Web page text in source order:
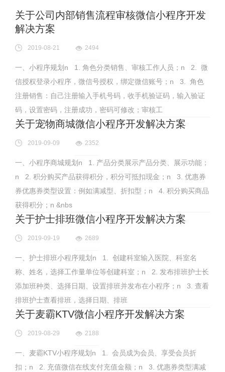
关于公司内部销售流程审核微信小程序开发
解决方案
2019-08-21 2494
一、小程序规划n 1. 角色分类销售、审核工作人员；n 2. 微
信授权登录小程序，微信号授权，绑定微信账号；n 3. 角色
注册销售：自己注册输入手机号码，收手机验证码，输入验证
码，设置密码，注册成功，密码可修改；审核工
关于宠物商城微信小程序开发解决方案
2019-09-09 2352
一、小程序商城规划n 1. 产品分类展示产品分类、展示功能；
n 2. 积分购买产品获得积分，积分可抵扣现金；n 3. 优惠券
券优惠券类型设置：例如满减型、折扣型；n 4. 积分购买商品
获得积分；n &nbs
关于护士排班微信小程序开发解决方案
2019-09-19 2689
一、护士排班小程序规划n 1. 创建科室输入医院、科室名
称、姓名，选择工作量单位等创建科室；n 2. 发布排班护士长
添加班种类、选择日期、设置排班并发布在小程序；n 3. 查看
排班护士查看排班，选择日期、排班
关于麦霸KTV微信小程序开发解决方案
2019-08-29 2188
一、麦霸KTV小程序规划n 1. 会员成为会员、享受会员折
扣；n 2. 充值微信在线支付充值金额；n 3. 优惠券类型满减